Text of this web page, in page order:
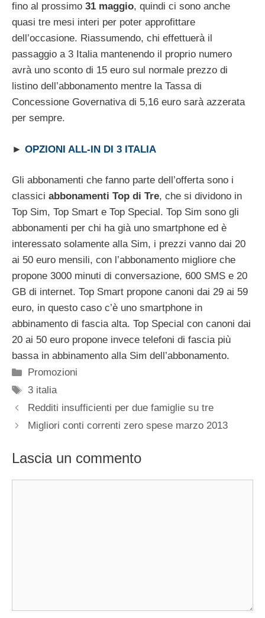
fino al prossimo 31 maggio, quindi ci sono anche
quasi tre mesi interi per poter approfittare
dell’occasione. Riassumendo, chi effettuerà il
passaggio a 3 Italia mantenendo il proprio numero
avrà uno sconto di 15 euro sul normale prezzo di
listino dell’abbonamento mentre la Tassa di
Concessione Governativa di 5,16 euro sarà azzerata
per sempre.
► OPZIONI ALL-IN DI 3 ITALIA
Gli abbonamenti che fanno parte dell’offerta sono i
classici abbonamenti Top di Tre, che si dividono in
Top Sim, Top Smart e Top Special. Top Sim sono gli
abbonamenti per chi ha già uno smartphone ed è
interessato solamente alla Sim, i prezzi vanno dai 20
ai 50 euro mensili, con l’abbonamento migliore che
propone 3000 minuti di conversazione, 600 SMS e 20
GB di internet. Top Smart propone canoni dai 29 ai 59
euro, in questo caso c’è uno smartphone in
abbinamento di fascia alta. Top Special con canoni dai
20 ai 50 euro propone invece telefoni di fascia più
bassa in abbinamento alla Sim dell’abbonamento.
Categorie
Promozioni
Tag
3 italia
Redditi insufficienti per due famiglie su tre
Migliori conti correnti zero spese marzo 2013
Lascia un commento